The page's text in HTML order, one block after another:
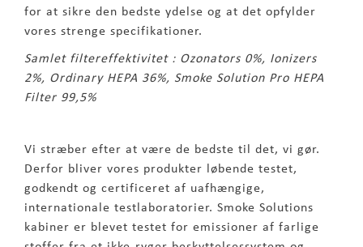
for at sikre den bedste ydelse og at det opfylder
vores strenge specifikationer.
Samlet filtereffektivitet : Ozonators 0%, Ionizers
2%, Ordinary HEPA 36%, Smoke Solution Pro HEPA
Filter 99,5%
Vi stræber efter at være de bedste til det, vi gør.
Derfor bliver vores produkter løbende testet,
godkendt og certificeret af uafhængige,
internationale testlaboratorier. Smoke Solutions
kabiner er blevet testet for emissioner af farlige